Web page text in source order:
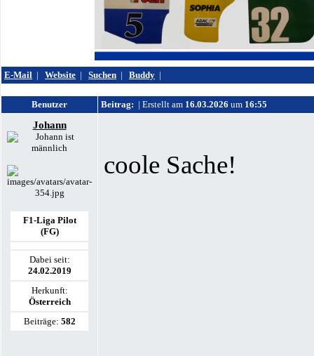
E-Mail | Website | Suchen | Buddy |
Benutzer Beitrag: | Erstellt am 16.03.2026 um 16:55
Johann
F1-Liga Pilot
(FG)
Dabei seit:
24.02.2019
Herkunft:
Österreich
Beiträge: 582
coole Sache!